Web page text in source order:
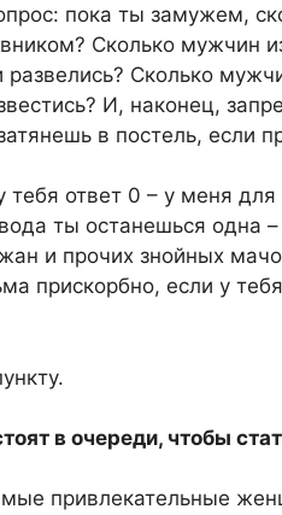
пока ты замужем,
Сколько мужчин
Сколько
И, наконец,
в постель, если
ответ 0 – у меня
ты останешься одна
и прочих знойных
прискорбно, если у
в очереди, чтобы
привлекательные